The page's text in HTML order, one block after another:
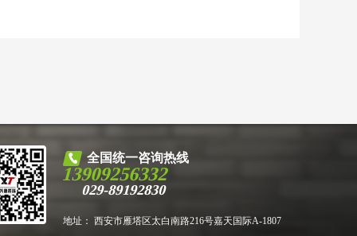
全国统一咨询热线
13909256332
029-89192830
地址： 西安市雁塔区太白南路216号嘉天国际A-1807